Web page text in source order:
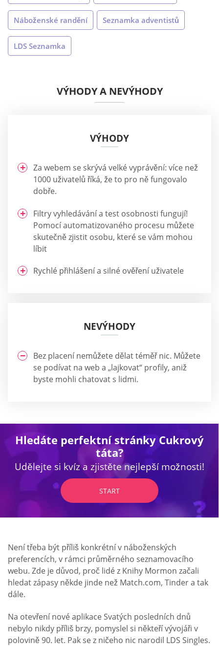
Náboženské randění Seznamka adventistů
LDS Seznamka
VÝHODY A NEVÝHODY
VÝHODY
Za webem se skrývá velké vyprávění: více než
1000 uživatelů říká, že to pro ně fungovalo
dobře.
Filtry vyhledávání a test osobnosti fungují!
Pomocí automatizovaného procesu můžete
skutečně zjistit osobu, které se vám mohou
líbit
Rychlé přihlášení a silné ověření uživatele
NEVÝHODY
Bez placení nemůžete dělat téměř nic. Můžete
se podívat na web a „lajkovat“ profily, aniž
byste mohli chatovat s lidmi.
Hledáte perfektní stránky Cukrový
táta?
Udělejte si kvíz a zjistěte nejlepší možnosti!
START
Není třeba být příliš konkrétní v náboženských
preferencích, v rámci průměrného seznamovacího
webu. Zde je důvod, proč lidé z Knihy Mormon začali
hledat zápasy někde jinde než Match.com, Tinder a tak
dále.
Na otevření nové aplikace Svatých posledních dnů
nebylo nikdy příliš brzy, pomyslel si někteří vývojáři v
polovině 90. let. Pak se z ničeho nic narodil LDS Singles.